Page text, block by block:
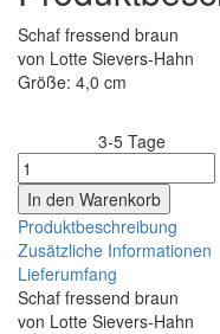
Schaf fressend braun
von Lotte Sievers-Hahn
Größe: 4,0 cm
3-5 Tage
Produktbeschreibung
Zusätzliche Informationen
Lieferumfang
Schaf fressend braun
von Lotte Sievers-Hahn